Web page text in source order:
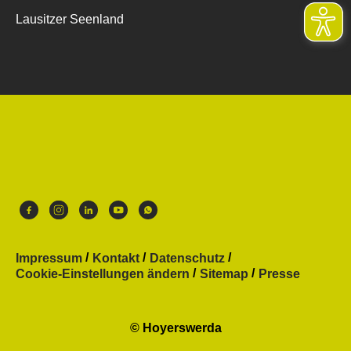
Lausitzer Seenland
Impressum Kontakt
Datenschutz
Cookie-Einstellungen ändern
Sitemap Presse
© Hoyerswerda